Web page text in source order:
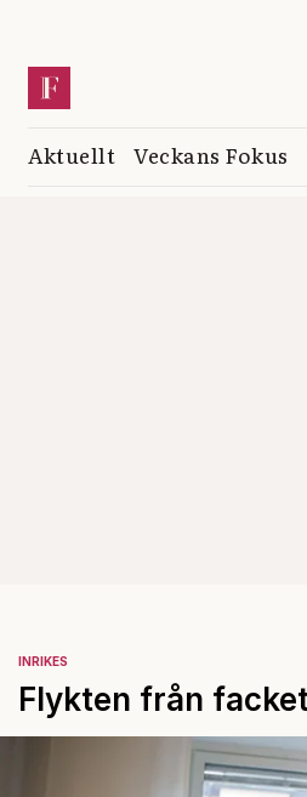
Aktuellt Veckans Fokus
INRIKES
Flykten från